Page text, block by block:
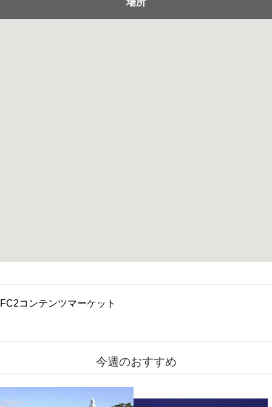
場所
FC2コンテンツマーケット
今週のおすすめ